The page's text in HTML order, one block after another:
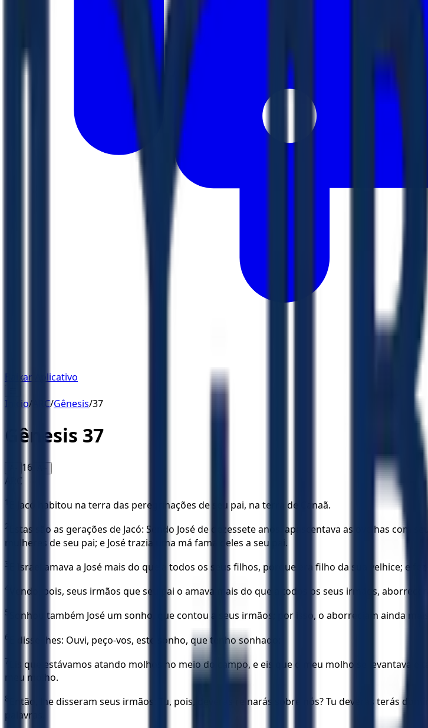
Baixar Aplicativo
Início/ ARC/Gênesis/37
Gênesis 37
16 A+
ARC
1 E Jacó habitou na terra das peregrinações de seu pai, na terra de Canaã.
2
Estas são as gerações de Jacó: Sendo José de dezessete anos, apascentava as ovelhas com
mulheres de seu pai; e José trazia uma má fama deles a seu pai.
3 E Israel amava a José mais do que a todos os seus filhos, porque era filho da sua velhice; e
4 Vendo, pois, seus irmãos que seu pai o amava mais do que a todos os seus irmãos,
5 Sonhou também José um sonho, que contou a seus irmãos; por isso, o aborreciam ainda
6 E disse-lhes: Ouvi, peço-vos, este sonho, que tenho sonhado:
7
Eis que estávamos atando molhos no meio do campo, e eis que o meu molho se levantava
meu molho.
8
Então, lhe disseram seus irmãos: Tu, pois, deveras reinarás sobre nós? Tu deveras terás
palavras.